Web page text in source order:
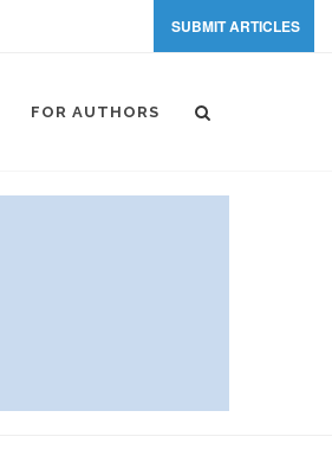
SUBMIT ARTICLES
FOR AUTHORS